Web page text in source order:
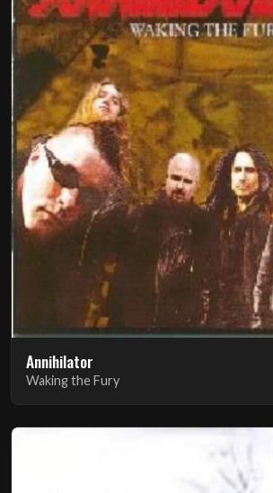
Annihilator
Waking the Fury